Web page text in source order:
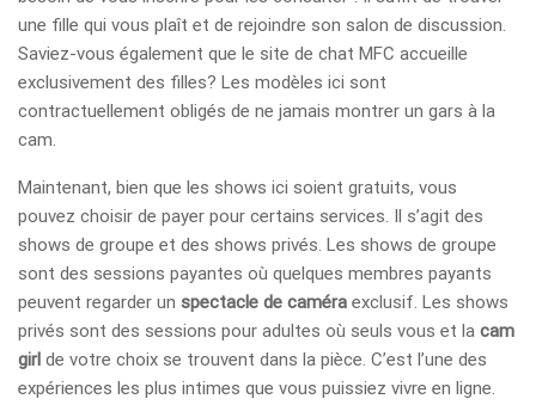
une fille qui vous plaît et de rejoindre son salon de discussion.
Saviez-vous également que le site de chat MFC accueille
exclusivement des filles? Les modèles ici sont
contractuellement obligés de ne jamais montrer un gars à la
cam.
Maintenant, bien que les shows ici soient gratuits, vous
pouvez choisir de payer pour certains services. Il s’agit des
shows de groupe et des shows privés. Les shows de groupe
sont des sessions payantes où quelques membres payants
peuvent regarder un spectacle de caméra exclusif. Les shows
privés sont des sessions pour adultes où seuls vous et la cam
girl de votre choix se trouvent dans la pièce. C’est l’une des
expériences les plus intimes que vous puissiez vivre en ligne.